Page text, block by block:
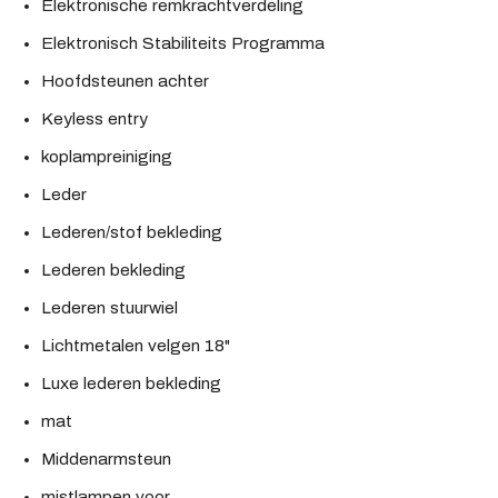
Elektronische remkrachtverdeling
Elektronisch Stabiliteits Programma
Hoofdsteunen achter
Keyless entry
koplampreiniging
Leder
Lederen/stof bekleding
Lederen bekleding
Lederen stuurwiel
Lichtmetalen velgen 18"
Luxe lederen bekleding
mat
Middenarmsteun